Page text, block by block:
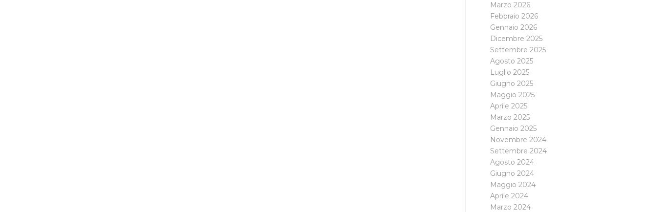
Marzo 2026
Febbraio 2026
Gennaio 2026
Dicembre 2025
Settembre 2025
Agosto 2025
Luglio 2025
Giugno 2025
Maggio 2025
Aprile 2025
Marzo 2025
Gennaio 2025
Novembre 2024
Settembre 2024
Agosto 2024
Giugno 2024
Maggio 2024
Aprile 2024
Marzo 2024